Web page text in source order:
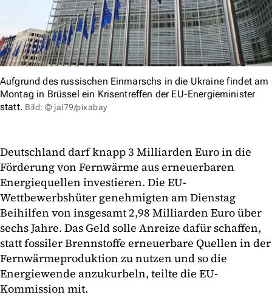
Aufgrund des russischen Einmarschs in die Ukraine findet am
Montag in Brüssel ein Krisentreffen der EU-Energieminister
statt. Bild: © jai79/pixabay
Deutschland darf knapp 3 Milliarden Euro in die
Förderung von Fernwärme aus erneuerbaren
Energiequellen investieren. Die EU-
Wettbewerbshüter genehmigten am Dienstag
Beihilfen von insgesamt 2,98 Milliarden Euro über
sechs Jahre. Das Geld solle Anreize dafür schaffen,
statt fossiler Brennstoffe erneuerbare Quellen in der
Fernwärmeproduktion zu nutzen und so die
Energiewende anzukurbeln, teilte die EU-
Kommission mit.